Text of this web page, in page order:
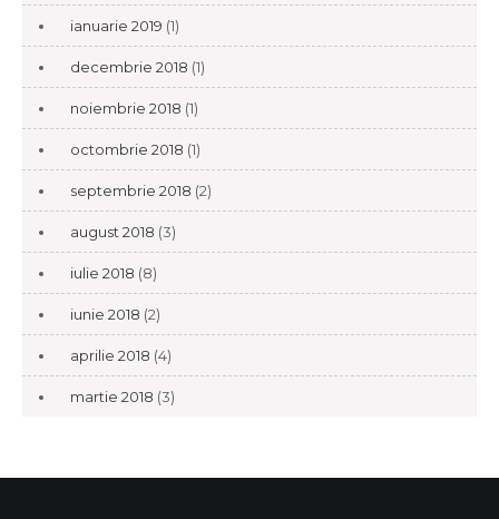
ianuarie 2019 (1)
decembrie 2018 (1)
noiembrie 2018 (1)
octombrie 2018 (1)
septembrie 2018 (2)
august 2018 (3)
iulie 2018 (8)
iunie 2018 (2)
aprilie 2018 (4)
martie 2018 (3)